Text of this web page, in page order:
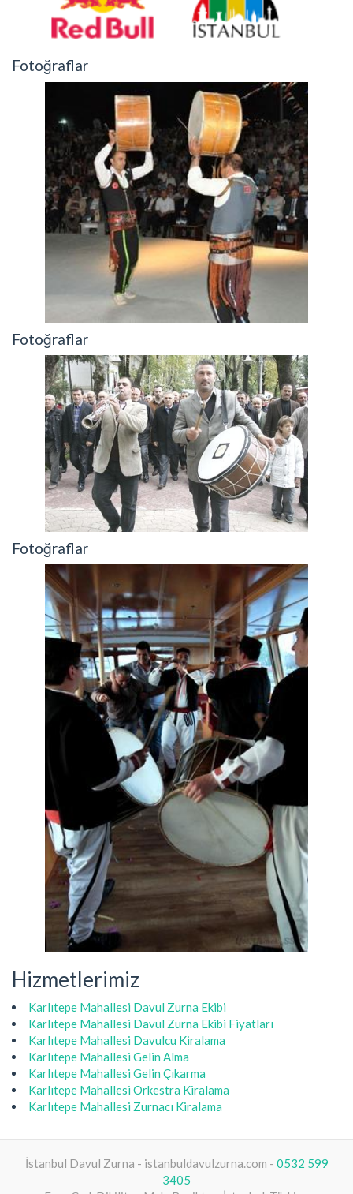
Fotoğraflar
Fotoğraflar
Fotoğraflar
Hizmetlerimiz
Karlıtepe Mahallesi Davul Zurna Ekibi
Karlıtepe Mahallesi Davul Zurna Ekibi Fiyatları
Karlıtepe Mahallesi Davulcu Kiralama
Karlıtepe Mahallesi Gelin Alma
Karlıtepe Mahallesi Gelin Çıkarma
Karlıtepe Mahallesi Orkestra Kiralama
Karlıtepe Mahallesi Zurnacı Kiralama
İstanbul Davul Zurna - istanbuldavulzurna.com - 0532 599
3405